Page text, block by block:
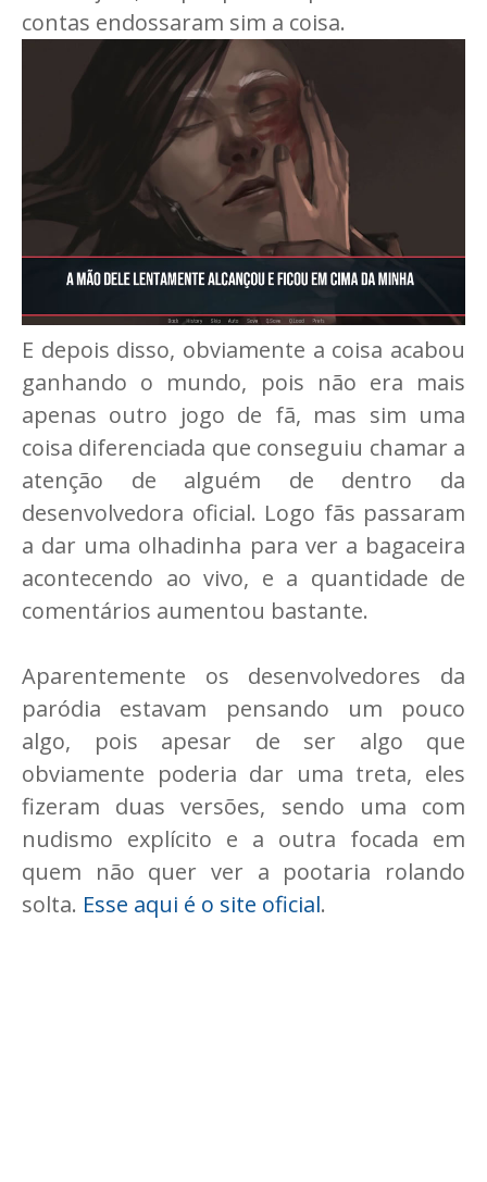
contas endossaram sim a coisa.
E depois disso, obviamente a coisa acabou
ganhando o mundo, pois não era mais
apenas outro jogo de fã, mas sim uma
coisa diferenciada que conseguiu chamar a
atenção de alguém de dentro da
desenvolvedora oficial. Logo fãs passaram
a dar uma olhadinha para ver a bagaceira
acontecendo ao vivo, e a quantidade de
comentários aumentou bastante.
Aparentemente os desenvolvedores da
paródia estavam pensando um pouco
algo, pois apesar de ser algo que
obviamente poderia dar uma treta, eles
fizeram duas versões, sendo uma com
nudismo explícito e a outra focada em
quem não quer ver a pootaria rolando
solta. Esse aqui é o site oficial.